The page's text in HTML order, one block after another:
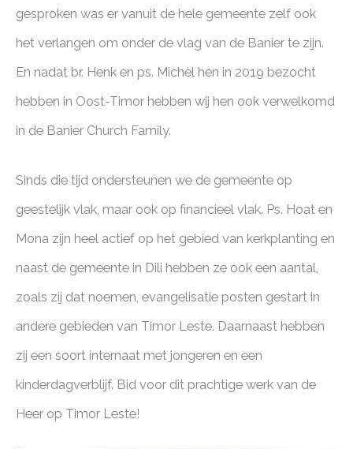
gesproken was er vanuit de hele gemeente zelf ook
het verlangen om onder de vlag van de Banier te zijn.
En nadat br. Henk en ps. Michèl hen in 2019 bezocht
hebben in Oost-Timor hebben wij hen ook verwelkomd
in de Banier Church Family.
Sinds die tijd ondersteunen we de gemeente op
geestelijk vlak, maar ook op financieel vlak. Ps. Hoat en
Mona zijn heel actief op het gebied van kerkplanting en
naast de gemeente in Dili hebben ze ook een aantal,
zoals zij dat noemen, evangelisatie posten gestart in
andere gebieden van Timor Leste. Daarnaast hebben
zij een soort internaat met jongeren en een
kinderdagverblijf. Bid voor dit prachtige werk van de
Heer op Timor Leste!